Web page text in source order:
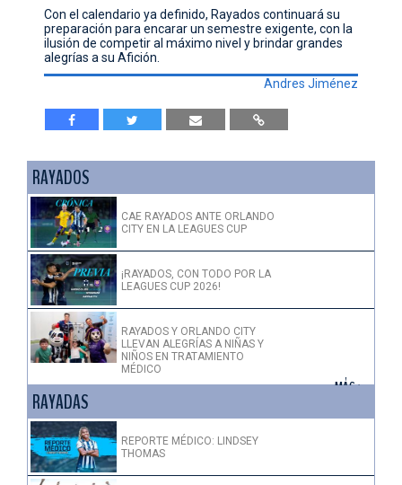
Con el calendario ya definido, Rayados continuará su
preparación para encarar un semestre exigente, con la
ilusión de competir al máximo nivel y brindar grandes
alegrías a su Afición.
Andres Jiménez
RAYADOS
CAE RAYADOS ANTE ORLANDO
CITY EN LA LEAGUES CUP
¡RAYADOS, CON TODO POR LA
LEAGUES CUP 2026!
RAYADOS Y ORLANDO CITY
LLEVAN ALEGRÍAS A NIÑAS Y
NIÑOS EN TRATAMIENTO
MÉDICO
+ MÁS >
RAYADAS
REPORTE MÉDICO: LINDSEY
THOMAS